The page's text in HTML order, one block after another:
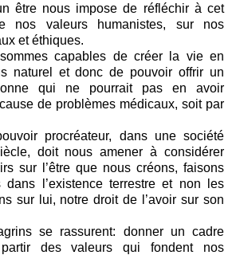
être nous impose de réfléchir à cet
nos valeurs humanistes, sur nos
et éthiques.
capables de créer la vie en
naturel et donc de pouvoir offrir un
qui ne pourrait pas en avoir
de problèmes médicaux, soit par
procréateur, dans une société
doit nous amener à considérer
sur l’être que nous créons, faisons
dans l’existence terrestre et non les
sur lui, notre droit de l’avoir sur son
se rassurent: donner un cadre
partir des valeurs qui fondent nos